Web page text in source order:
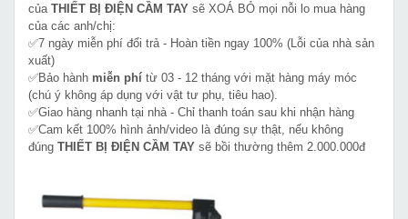
của THIẾT BỊ ĐIỆN CẦM TAY sẽ XOÁ BỎ mọi nỗi lo mua hàng
của các anh/chị:
✅7 ngày miễn phí đổi trả - Hoàn tiền ngay 100% (Lỗi của nhà sản
xuất)
✅Bảo hành miễn phí từ 03 - 12 tháng với mặt hàng máy móc
(chú ý không áp dụng với vật tư phụ, tiêu hao).
✅Giao hàng nhanh tại nhà - Chỉ thanh toán sau khi nhận hàng
✅Cam kết 100% hình ảnh/video là đúng sự thật, nếu không
đúng THIẾT BỊ ĐIỆN CẦM TAY sẽ bồi thường thêm 2.000.000đ